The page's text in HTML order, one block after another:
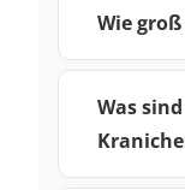
Wie
Was